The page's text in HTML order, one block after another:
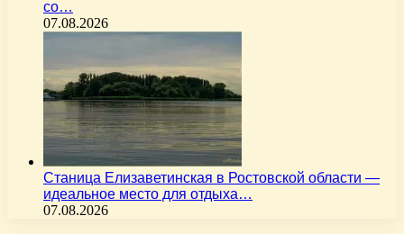
со…
07.08.2026
Станица Елизаветинская в Ростовской области —
идеальное место для отдыха…
07.08.2026